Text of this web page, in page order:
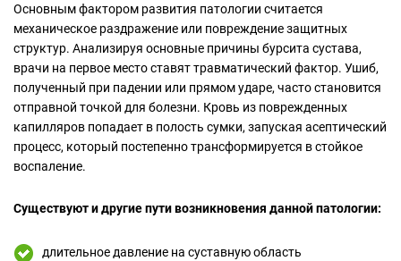
Основным фактором развития патологии считается
механическое раздражение или повреждение защитных
структур. Анализируя основные причины бурсита сустава,
врачи на первое место ставят травматический фактор. Ушиб,
полученный при падении или прямом ударе, часто становится
отправной точкой для болезни. Кровь из поврежденных
капилляров попадает в полость сумки, запуская асептический
процесс, который постепенно трансформируется в стойкое
воспаление.
Существуют и другие пути возникновения данной патологии:
длительное давление на суставную область